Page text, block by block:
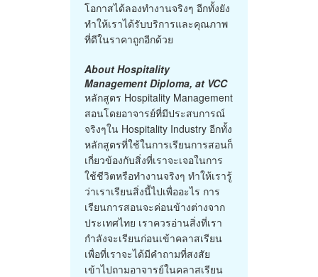
โอกาสได้ลองทำงานจริงๆ อีกทั้งยัง
ทำให้เราได้รับบริการและคุณภาพ
ที่ดีในราคาถูกอีกด้วย
About Hospitality
Management Diploma, at VCC
หลักสูตร Hospitality Management
สอนโดยอาจารย์ที่มีประสบการณ์
จริงๆใน Hospitality Industry อีกทั้ง
หลักสูตรที่ใช้ในการเรียนการสอนก็
เกี่ยวข้องกับสิ่งที่เราจะเจอในการ
ใช้ชีวิตหรือทำงานจริงๆ ทำให้เรารู้
ว่าเราเรียนสิ่งนี้ไปเพื่ออะไร การ
เรียนการสอนจะค่อนข้างต่างจาก
ประเทศไทย เราควรอ่านสิ่งที่เรา
กำลังจะเรียนก่อนเข้าคลาสเรียน
เพื่อที่เราจะได้มีคำถามที่สงสัย
เข้าไปถามอาจารย์ในคลาสเรียน